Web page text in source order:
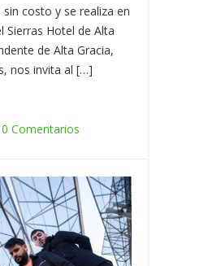
costo y se realiza en
Sierras Hotel de Alta
de Alta Gracia,
nos invita al […]
0 Comentarios